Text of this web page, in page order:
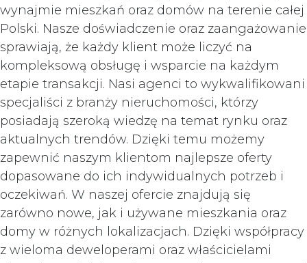
wynajmie mieszkań oraz domów na terenie całej
Polski. Nasze doświadczenie oraz zaangażowanie
sprawiają, że każdy klient może liczyć na
kompleksową obsługę i wsparcie na każdym
etapie transakcji. Nasi agenci to wykwalifikowani
specjaliści z branży nieruchomości, którzy
posiadają szeroką wiedzę na temat rynku oraz
aktualnych trendów. Dzięki temu możemy
zapewnić naszym klientom najlepsze oferty
dopasowane do ich indywidualnych potrzeb i
oczekiwań. W naszej ofercie znajdują się
zarówno nowe, jak i używane mieszkania oraz
domy w różnych lokalizacjach. Dzięki współpracy
z wieloma deweloperami oraz właścicielami